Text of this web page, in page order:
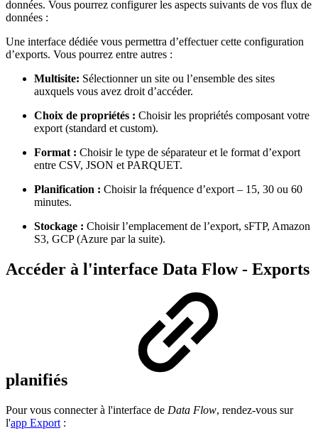
données. Vous pourrez configurer les aspects suivants de vos flux de
données :
Une interface dédiée vous permettra d’effectuer cette configuration
d’exports. Vous pourrez entre autres :
Multisite: Sélectionner un site ou l’ensemble des sites
auxquels vous avez droit d’accéder.
Choix de propriétés : Choisir les propriétés composant votre
export (standard et custom).
Format : Choisir le type de séparateur et le format d’export
entre CSV, JSON et PARQUET.
Planification : Choisir la fréquence d’export – 15, 30 ou 60
minutes.
Stockage : Choisir l’emplacement de l’export, sFTP, Amazon
S3, GCP (Azure par la suite).
Accéder à l'interface Data Flow - Exports
planifiés
Pour vous connecter à l'interface de Data Flow, rendez-vous sur
l'app Export :